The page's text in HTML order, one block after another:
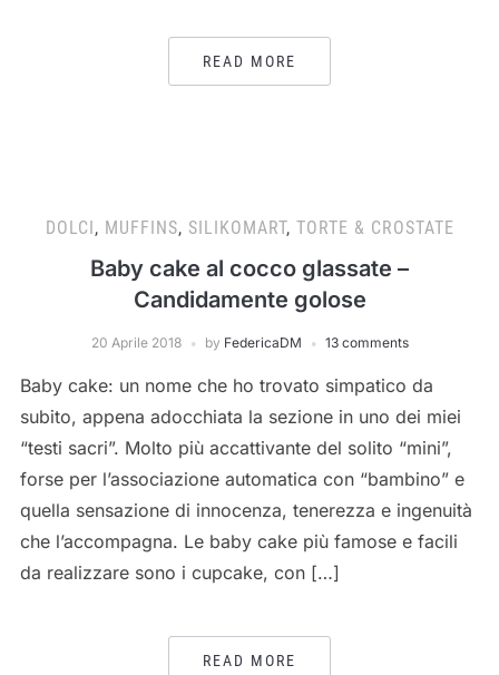
READ MORE
DOLCI, MUFFINS, SILIKOMART, TORTE & CROSTATE
Baby cake al cocco glassate –
Candidamente golose
20 Aprile 2018 by FedericaDM 13 comments
Baby cake: un nome che ho trovato simpatico da
subito, appena adocchiata la sezione in uno dei miei
“testi sacri”. Molto più accattivante del solito “mini”,
forse per l’associazione automatica con “bambino” e
quella sensazione di innocenza, tenerezza e ingenuità
che l’accompagna. Le baby cake più famose e facili
da realizzare sono i cupcake, con […]
READ MORE